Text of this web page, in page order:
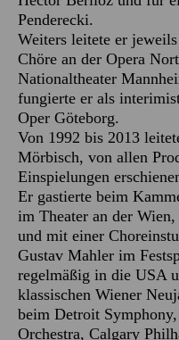
Penderecki.
Weiters leitete er
Chöre an der Opera
Nationaltheater
fungierte er als
Oper Göteborg.
Von 1992 bis 2013
Mörbisch, von allen
Einspielungen
Er gastierte beim
im Theater an der
und mit einer
Gustav Mahler im
regelmäßig in die USA
klassischen Wiener
beim Detroit
Orchestra, Calgary